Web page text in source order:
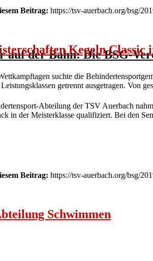
auf der Bahn: Die BSG-
suchte die
getrennt ausgetragen. Von
Beitrag: https://tsv-auerbach.org/bsg/
Kegeln
Abteilung der TSV Auerbach
in der Meisterklasse qualifiziert. Bei den
Beitrag: https://tsv-auerbach.org/bsg/
Schwimmen